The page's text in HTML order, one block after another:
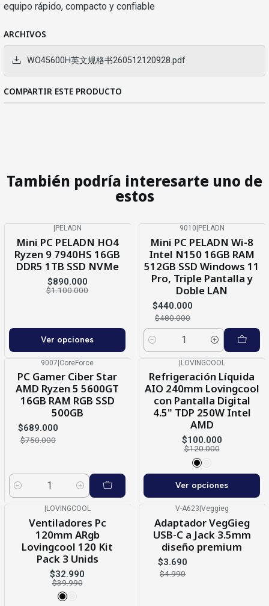
equipo rápido, compacto y confiable
ARCHIVOS
WO45600H英文规格书260512120928.pdf
COMPARTIR ESTE PRODUCTO
También podría interesarte uno de
estos
PELADN
Mini PC PELADN HO4
Ryzen 9 7940HS 16GB
DDR5 1TB SSD NVMe
$890.000
$1.100.000
Ver opciones
9010 PELADN
Mini PC PELADN Wi-8
Intel N150 16GB RAM
512GB SSD Windows 11
Pro, Triple Pantalla y
Doble LAN
$440.000
$480.000
Cantidad
9007|CoreForce
PC Gamer Ciber Star
AMD Ryzen 5 5600GT
16GB RAM RGB SSD
500GB
$689.000
$750.000
Cantidad
|LOVINGCOOL
Refrigeración Líquida
AIO 240mm Lovingcool
con Pantalla Digital
4.5" TDP 250W Intel
AMD
$100.000
$120.000
Ver opciones
LOVINGCOOL
Ventiladores Pc
120mm ARgb
Lovingcool 120 Kit
Pack 3 Unids
$32.990
$39.990
Agotado
V-A623 Veggieg
Adaptador VegGieg
USB-C a Jack 3.5mm
diseño premium
$3.690
$4.990